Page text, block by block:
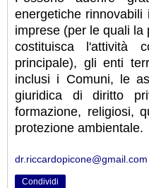
energetiche
imprese (per le quali la
costituisca l'attività
principale), gli enti
inclusi i Comuni, le
giuridica di diritto
formazione, religiosi,
protezione ambientale.
dr.riccardopicone@gmail.com
Condividi